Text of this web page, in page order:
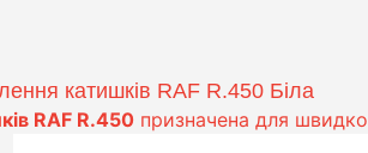
катишків RAF R.450 Біла
RAF R.450 призначена для